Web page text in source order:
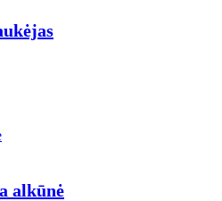
alkūnė